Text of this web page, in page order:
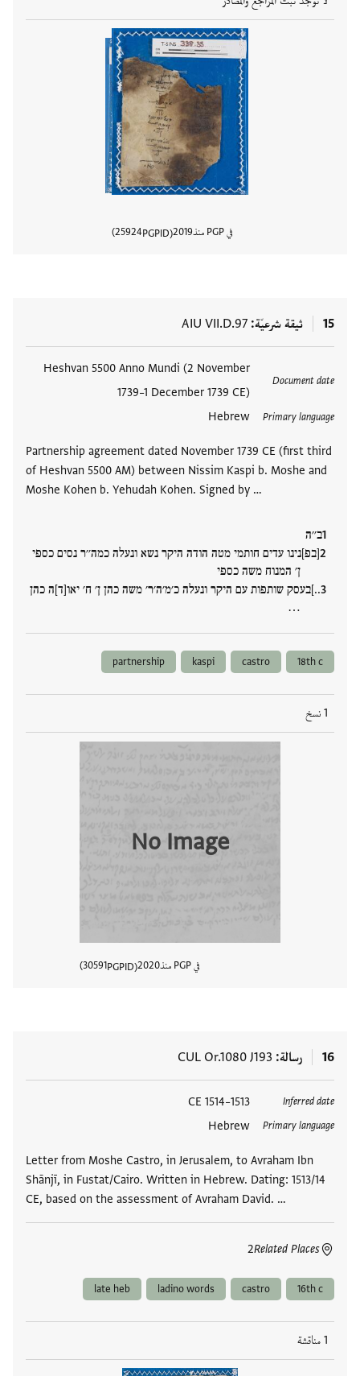
في PGP منذ 2019
PGPID
25924
15 ثيقة شرعيّة AIU VII.D.97
Document date
Heshvan 5500 Anno Mundi (2 November
1739–1 December 1739 CE)
Primary language
Hebrew
Partnership agreement dated November 1739 CE (first third
of Heshvan 5500 AM) between Nissim Kaspi b. Moshe and
Moshe Kohen b. Yehudah Kohen. Signed by …
ב׳׳ה
[בפ]נינו עדים חותמי מטה הודה היקר נשא ונעלה כמה׳׳ר נסים כספי
ן׳ המנוח משה כספי
..]בעסק שותפות עם היקר ונעלה כ׳מ׳ה׳ר׳ משה כהן ן׳ ח׳ יאו[ד]ה כהן
…
18th c
castro
kaspi
partnership
1 نسخ
No Image
في PGP منذ 2020
PGPID
30591
16 رسالة CUL Or.1080 J193
Inferred date
1513–1514 CE
Primary language
Hebrew
Letter from Moshe Castro, in Jerusalem, to Avraham Ibn
Shānjī, in Fustat/Cairo. Written in Hebrew. Dating: 1513/14
CE, based on the assessment of Avraham David. …
Related Places
2
العلامات
16th c
castro
ladino words
late heb
1 مناقشة